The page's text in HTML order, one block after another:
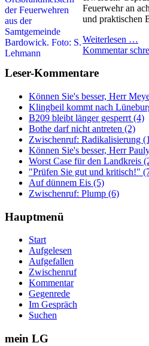
Feuerwehr an
und praktischen
Weiterlesen …
Kommentar
Leser-Kommentare
Können Sie's besser, Herr
Klingbeil kommt nach
B209 bleibt länger gesperrt (4)
Bothe darf nicht antreten (2)
Zwischenruf: Radikalisierung
Können Sie's besser, Herr
Worst Case für den Landkreis
"Prüfen Sie gut und kritisch!"
Auf dünnem Eis (5)
Zwischenruf: Plump (6)
Hauptmenü
Start
Aufgelesen
Aufgefallen
Zwischenruf
Kommentar
Gegenrede
Im Gespräch
Suchen
mein LG